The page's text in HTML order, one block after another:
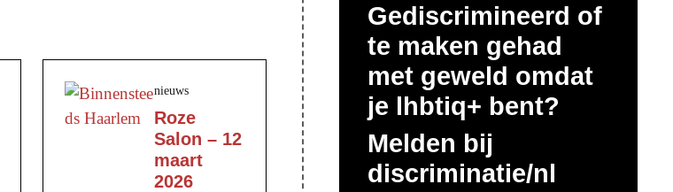
nieuws
Roze
Salon – 12
maart
2026
Gediscrimineerd of
te maken gehad
met geweld omdat
je lhbtiq+ bent?
Melden bij
discriminatie/nl